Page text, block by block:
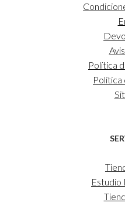
Política
Política
Estudio